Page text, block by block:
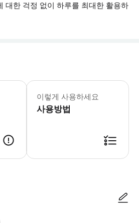
대한 걱정 없이 하루를 최대한 활용하
공유 및 프라이빗 교통편은 오전 11
이렇게 사용하세요
사용방법